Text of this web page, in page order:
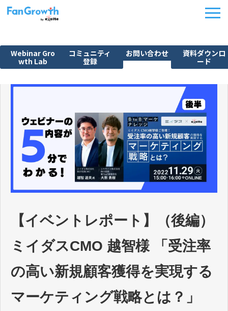
Webinar Gro
wth Lab
コミュニティ
登録
お問い合わせ
資料ダウンロ
ード
課題から探す
施策別活用シーン
料金・プラン
導入事例
イベント
【イベントレポート】（後編）
ミイダスCMO 越智様 「受注率
の高い新規顧客獲得を実現する
マーケティング戦略とは？」